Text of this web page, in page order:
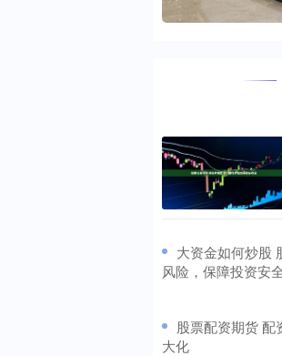
大资金如何炒股
风险，保障投资安
股票配资期货
大化